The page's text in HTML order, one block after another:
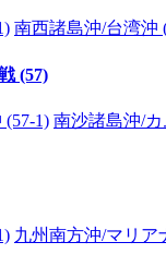
南西諸島沖/台湾沖
(57)
1) 南沙諸島沖/
九州南方沖/マリア